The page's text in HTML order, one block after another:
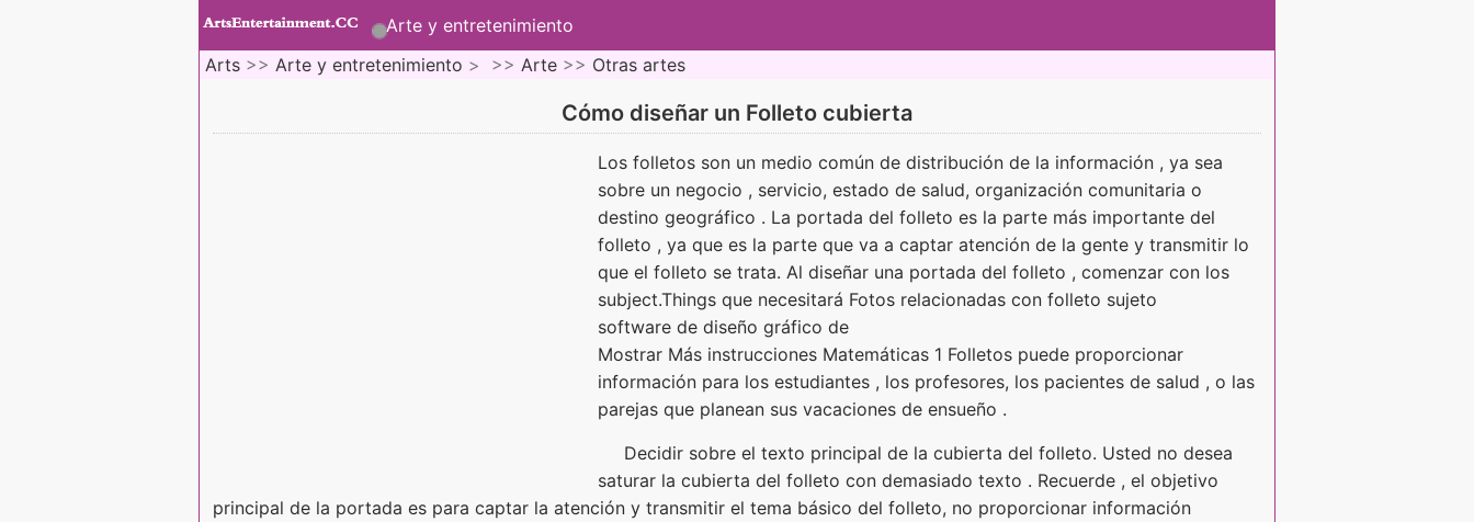
Arte y entretenimiento
Arts >> Arte y entretenimiento > >> Arte >> Otras artes
Cómo diseñar un Folleto cubierta
Los folletos son un medio común de distribución de la información , ya sea
sobre un negocio , servicio, estado de salud, organización comunitaria o
destino geográfico . La portada del folleto es la parte más importante del
folleto , ya que es la parte que va a captar atención de la gente y transmitir lo
que el folleto se trata. Al diseñar una portada del folleto , comenzar con los
subject.Things que necesitará Fotos relacionadas con folleto sujeto
software de diseño gráfico de
Mostrar Más instrucciones Matemáticas 1 Folletos puede proporcionar
información para los estudiantes , los profesores, los pacientes de salud , o las
parejas que planean sus vacaciones de ensueño .
Decidir sobre el texto principal de la cubierta del folleto. Usted no desea
saturar la cubierta del folleto con demasiado texto . Recuerde , el objetivo
principal de la portada es para captar la atención y transmitir el tema básico del folleto, no proporcionar información